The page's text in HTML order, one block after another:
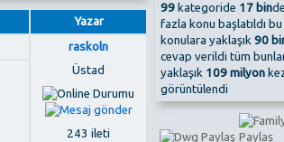
99kategoride 17 bin
fazla konu başlatıldı bu
konulara yaklaşık 90
cevap verildi tüm
yaklaşık 109 milyon
görüntülendi
Yazar
raskoln
Üstad
243 ileti